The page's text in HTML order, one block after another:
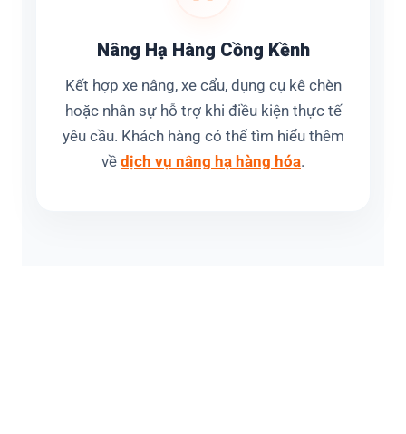
Nâng Hạ Hàng Cồng Kềnh
Kết hợp xe nâng, xe cẩu, dụng cụ kê chèn
hoặc nhân sự hỗ trợ khi điều kiện thực tế
yêu cầu. Khách hàng có thể tìm hiểu thêm
về dịch vụ nâng hạ hàng hóa.